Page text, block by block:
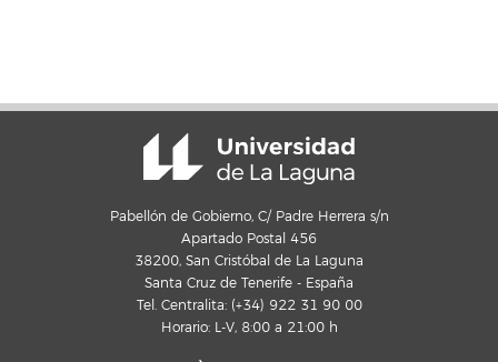
Pabellón de Gobierno, C/ Padre Herrera s/n
Apartado Postal 456
38200, San Cristóbal de La Laguna
Santa Cruz de Tenerife - España
Tel. Centralita: (+34) 922 31 90 00
Horario: L-V, 8:00 a 21:00 h